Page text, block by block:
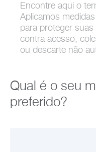
Tecnologias
Suporte
Encontre aqui o
Aplicamos
para proteger
contra acesso,
ou descarte não
Qual é o seu
preferido?